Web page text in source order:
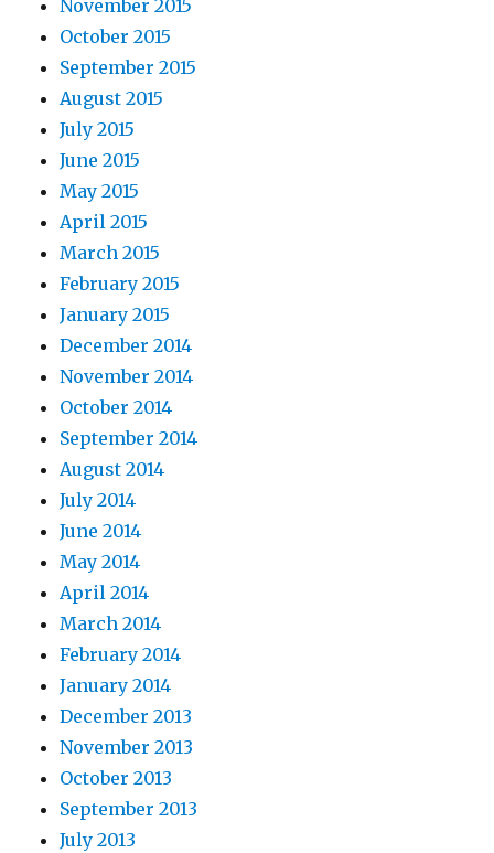
November 2015
October 2015
September 2015
August 2015
July 2015
June 2015
May 2015
April 2015
March 2015
February 2015
January 2015
December 2014
November 2014
October 2014
September 2014
August 2014
July 2014
June 2014
May 2014
April 2014
March 2014
February 2014
January 2014
December 2013
November 2013
October 2013
September 2013
July 2013